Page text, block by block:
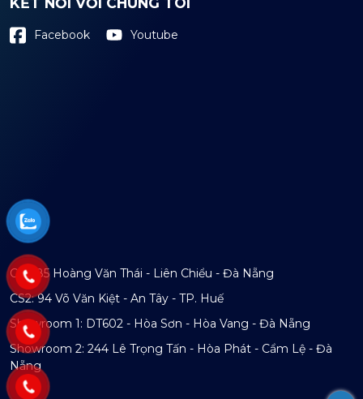
Facebook Youtube
CS1: 85 Hoàng Văn Thái - Liên Chiểu - Đà Nẵng
CS2: 94 Võ Văn Kiệt - An Tây - TP. Huế
Showroom 1: DT602 - Hòa Sơn - Hòa Vang - Đà Nẵng
Showroom 2: 244 Lê Trọng Tấn - Hòa Phát - Cẩm Lệ - Đà
Nẵng